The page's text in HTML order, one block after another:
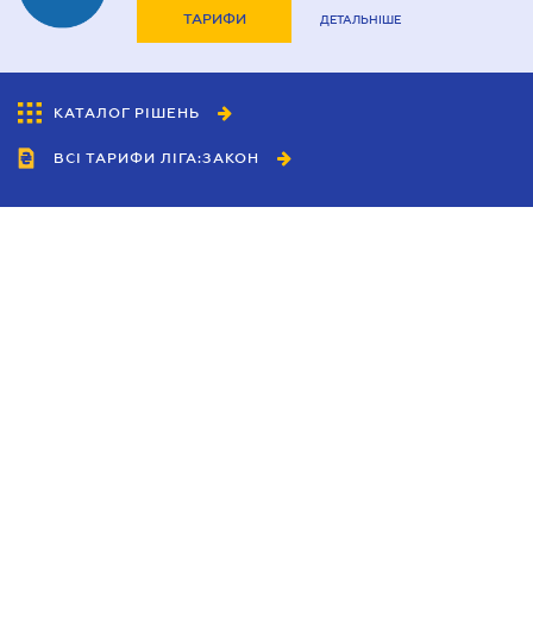
ТАРИФИ ДЕТАЛЬНІШЕ
КАТАЛОГ РІШЕНЬ
ВСІ ТАРИФИ ЛІГА:ЗАКОН